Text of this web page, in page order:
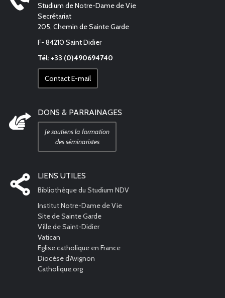
Studium de Notre-Dame de Vie
Secrétariat
205, Chemin de Sainte Garde
F- 84210 Saint Didier
Tél: +33 (0)490694740
Contact E-mail
DONS & PARRAINAGES
Je soutiens la formation
des séminaristes
LIENS UTILES
Bibliothèque du Studium NDV
Institut Notre-Dame de Vie
Site de Sainte Garde
Ville de Saint-Didier
Vatican
Eglise catholique en France
Diocèse d'Avignon
Catholique.org